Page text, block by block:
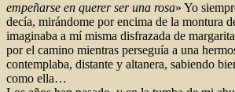
empeñarse en querer ser una rosa» Yo
decía, mirándome por encima de la montura
imaginaba a mí misma disfrazada de
por el camino mientras perseguía a una
contemplaba, distante y altanera, sabiendo
como ella…